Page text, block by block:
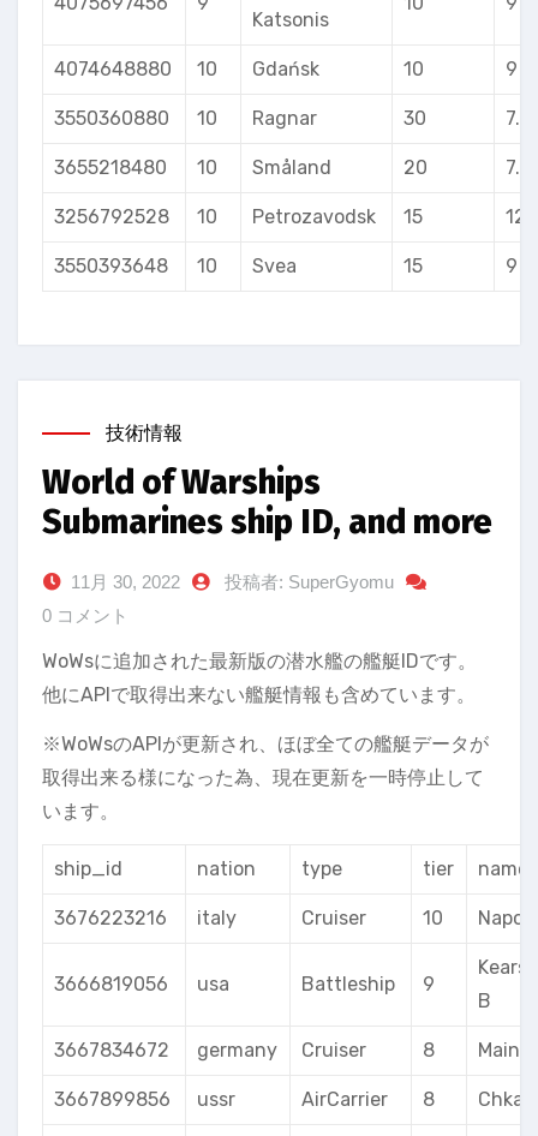
Katsonis
4074648880 10 Gdańsk 10 9
3550360880 10 Ragnar 30 7.5
3655218480 10 Småland 20 7.5
3256792528 10 Petrozavodsk 15 12
3550393648 10 Svea 15 9
技術情報
World of Warships
Submarines ship ID, and more
11月 30, 2022
投稿者: SuperGyomu
0 コメント
WoWsに追加された最新版の潜水艦の艦艇IDです。
他にAPIで取得出来ない艦艇情報も含めています。
※WoWsのAPIが更新され、ほぼ全ての艦艇データが
取得出来る様になった為、現在更新を一時停止して
います。
ship_id nation type tier name
3676223216 italy Cruiser 10 Napoli
3666819056 usa Battleship 9
B
3667834672 germany Cruiser 8 Mainz
3667899856 ussr AirCarrier 8